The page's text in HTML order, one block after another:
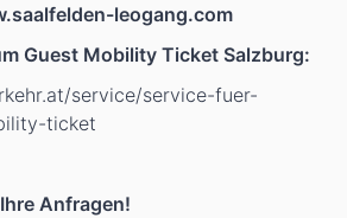
leogang.com
Guest Mobility Ticket Salzburg:
service/service-fuer-
ticket
Anfragen!